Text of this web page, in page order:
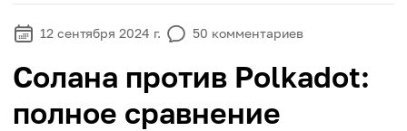
12 сентября 2024 г. 50 комментариев
Солана против Polkadot:
полное сравнение